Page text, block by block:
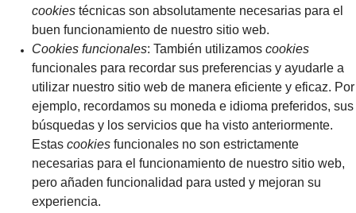
cookies técnicas son absolutamente necesarias para el
buen funcionamiento de nuestro sitio web.
Cookies funcionales: También utilizamos cookies
funcionales para recordar sus preferencias y ayudarle a
utilizar nuestro sitio web de manera eficiente y eficaz. Por
ejemplo, recordamos su moneda e idioma preferidos, sus
búsquedas y los servicios que ha visto anteriormente.
Estas cookies funcionales no son estrictamente
necesarias para el funcionamiento de nuestro sitio web,
pero añaden funcionalidad para usted y mejoran su
experiencia.